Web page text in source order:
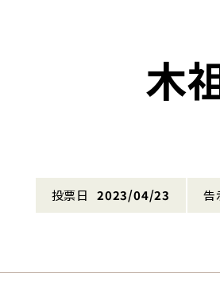
木
投票日 2023/04/23 告